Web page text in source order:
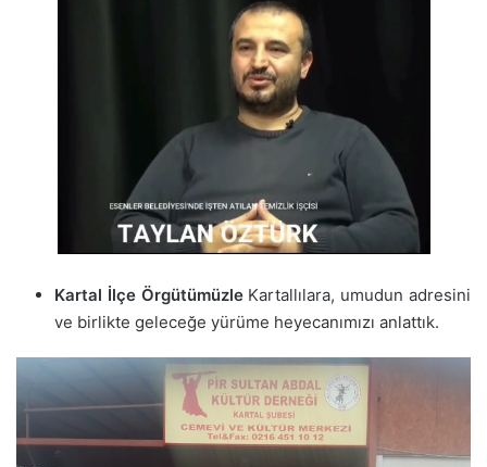
Kartal İlçe ÖrgütümüzleKartallılara, umudun adresini
ve birlikte geleceğe yürüme heyecanımızı anlattık.